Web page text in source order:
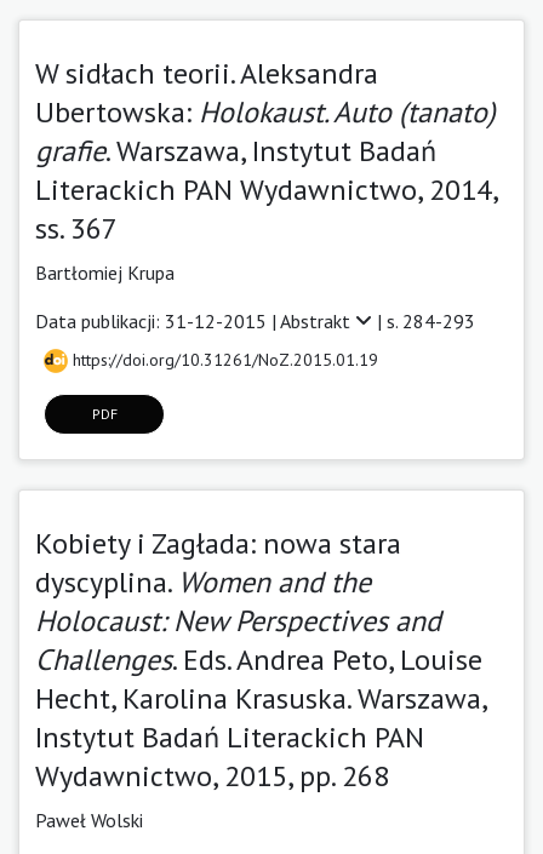
W sidłach teorii. Aleksandra
Ubertowska: Holokaust. Auto (tanato)
grafie. Warszawa, Instytut Badań
Literackich PAN Wydawnictwo, 2014,
ss. 367
Bartłomiej Krupa
Data publikacji: 31-12-2015 | Abstrakt | s. 284-293
https://doi.org/10.31261/NoZ.2015.01.19
PDF
Kobiety i Zagłada: nowa stara
dyscyplina. Women and the
Holocaust: New Perspectives and
Challenges. Eds. Andrea Peto, Louise
Hecht, Karolina Krasuska. Warszawa,
Instytut Badań Literackich PAN
Wydawnictwo, 2015, pp. 268
Paweł Wolski